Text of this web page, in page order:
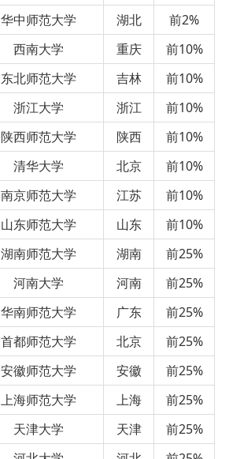
华中师范大学 湖北
前2%
西南大学 重庆
前10%
东北师范大学 吉林
前10%
浙江大学 浙江
前10%
陕西师范大学 陕西
前10%
清华大学 北京
前10%
南京师范大学 江苏
前10%
山东师范大学 山东
前10%
湖南师范大学 湖南
前25%
河南大学 河南
前25%
华南师范大学 广东
前25%
首都师范大学 北京
前25%
安徽师范大学 安徽
前25%
上海师范大学 上海
前25%
天津大学 天津
前25%